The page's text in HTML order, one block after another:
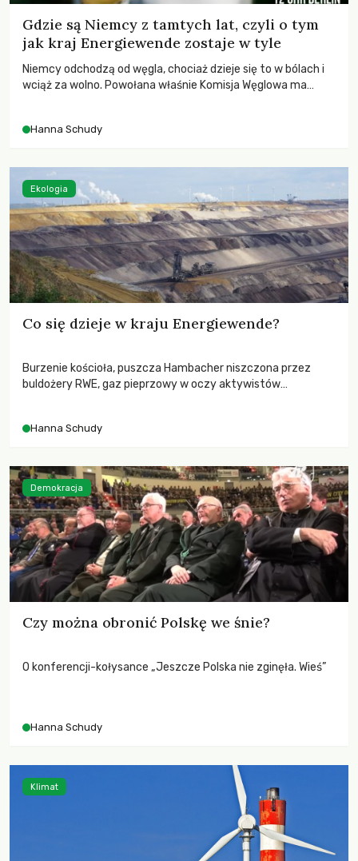
Gdzie są Niemcy z tamtych lat, czyli o tym
jak kraj Energiewende zostaje w tyle
Niemcy odchodzą od węgla, chociaż dzieje się to w bólach i
wciąż za wolno. Powołana właśnie Komisja Węglowa ma
Hanna Schudy
Co się dzieje w kraju Energiewende?
Burzenie kościoła, puszcza Hambacher niszczona przez
buldożery RWE, gaz pieprzowy w oczy aktywistów
Hanna Schudy
Ekologia
Czy można obronić Polskę we śnie?
O konferencji-kołysance „Jeszcze Polska nie zginęła. Wieś”
Hanna Schudy
Demokracja
Klimat